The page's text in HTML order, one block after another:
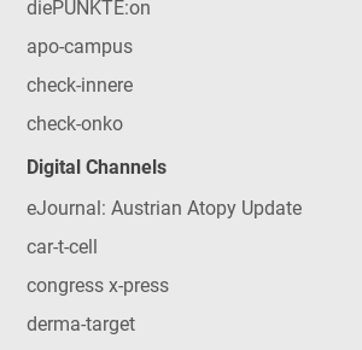
diePUNKTE:on
apo-campus
check-innere
check-onko
Digital Channels
eJournal: Austrian Atopy Update
car-t-cell
congress x-press
derma-target